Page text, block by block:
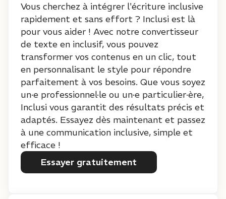
Vous cherchez à intégrer l'écriture inclusive
rapidement et sans effort ? Inclusi est là
pour vous aider ! Avec notre convertisseur
de texte en inclusif, vous pouvez
transformer vos contenus en un clic, tout
en personnalisant le style pour répondre
parfaitement à vos besoins. Que vous soyez
un·e professionnel·le ou un·e particulier·ère,
Inclusi vous garantit des résultats précis et
adaptés. Essayez dès maintenant et passez
à une communication inclusive, simple et
efficace !
Essayer gratuitement